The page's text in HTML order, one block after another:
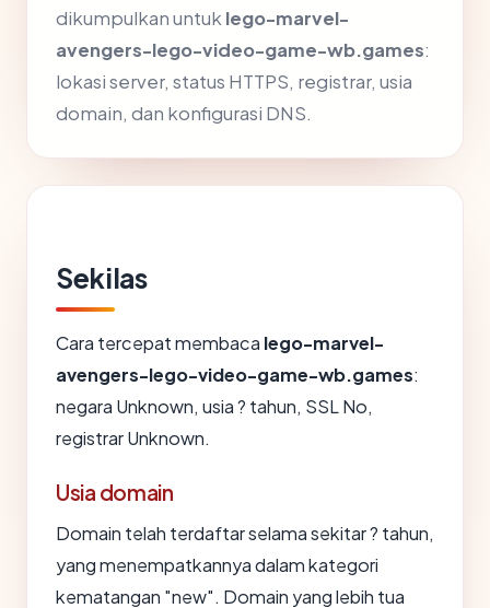
dikumpulkan untuklego-marvel-
avengers-lego-video-game-wb.games:
lokasi server, status HTTPS, registrar, usia
domain, dan konfigurasi DNS.
Sekilas
Cara tercepat membaca lego-marvel-
avengers-lego-video-game-wb.games:
negara Unknown, usia ? tahun, SSL No,
registrar Unknown.
Usia domain
Domain telah terdaftar selama sekitar ? tahun,
yang menempatkannya dalam kategori
kematangan "new". Domain yang lebih tua